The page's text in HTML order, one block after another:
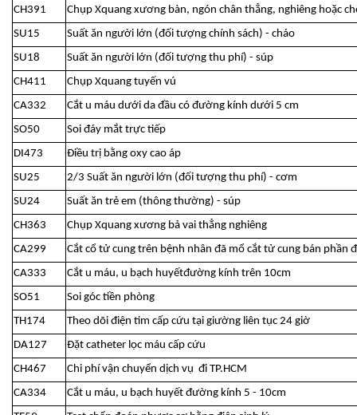
CH391
Chụp Xquang xương bàn, ngón chân thẳng, nghiêng hoặc
SU15
Suất ăn người lớn (đối tượng chính sách) - cháo
SU18
Suất ăn người lớn (đối tượng thu phí) - súp
CH411
Chụp Xquang tuyến vú
CA332
Cắt u máu dưới da đầu có đường kính dưới 5 cm
SO50
Soi đáy mắt trực tiếp
DI473
Điều trị bằng oxy cao áp
SU25
2/3 Suất ăn người lớn (đối tượng thu phí) - cơm
SU24
Suất ăn trẻ em (thông thường) - súp
CH363
Chụp Xquang xương bả vai thẳng nghiêng
CA299
Cắt cổ tử cung trên bệnh nhân đã mổ cắt tử cung bán phần
CA333
Cắt u máu, u bạch huyếtđường kính trên 10cm
SO51
Soi góc tiền phòng
TH174
Theo dõi điện tim cấp cứu tại giường liên tục 24 giờ
DA127
Đặt catheter lọc máu cấp cứu
CH467
Chi phí vận chuyển dịch vụ đi TP.HCM
CA334
Cắt u máu, u bạch huyết đường kính 5 - 10cm